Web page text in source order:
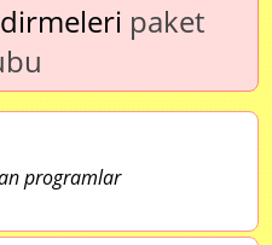
paket
programlar